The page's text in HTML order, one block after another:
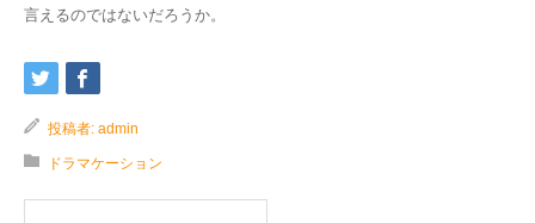
言えるのではないだろうか。
投稿者: admin
ドラマケーション